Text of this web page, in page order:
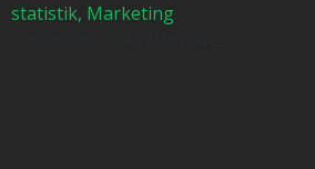
statistik, Marketing